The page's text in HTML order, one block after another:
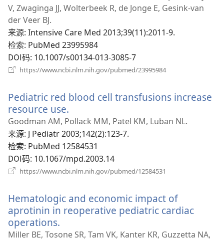
新
窗
口）
V, Zwaginga JJ, Wolterbeek R, de Jonge E, Gesink-van
der Veer BJ.
来源‎: Intensive Care Med 2013;39(11):2011-9.
检索‎: PubMed 23995984
DOI码‎: 10.1007/s00134-013-3085-7
https://www.ncbi.nlm.nih.gov/pubmed/23995984
窗
Pediatric red blood cell transfusions increase
resource use.
开
新
窗
口）
Goodman AM, Pollack MM, Patel KM, Luban NL.
来源‎: J Pediatr 2003;142(2):123-7.
检索‎: PubMed 12584531
DOI码‎: 10.1067/mpd.2003.14
https://www.ncbi.nlm.nih.gov/pubmed/12584531
窗
口）
Hematologic and economic impact of
aprotinin in reoperative pediatric cardiac
operations.
开
Miller BE, Tosone SR, Tam VK, Kanter KR, Guzzetta NA,